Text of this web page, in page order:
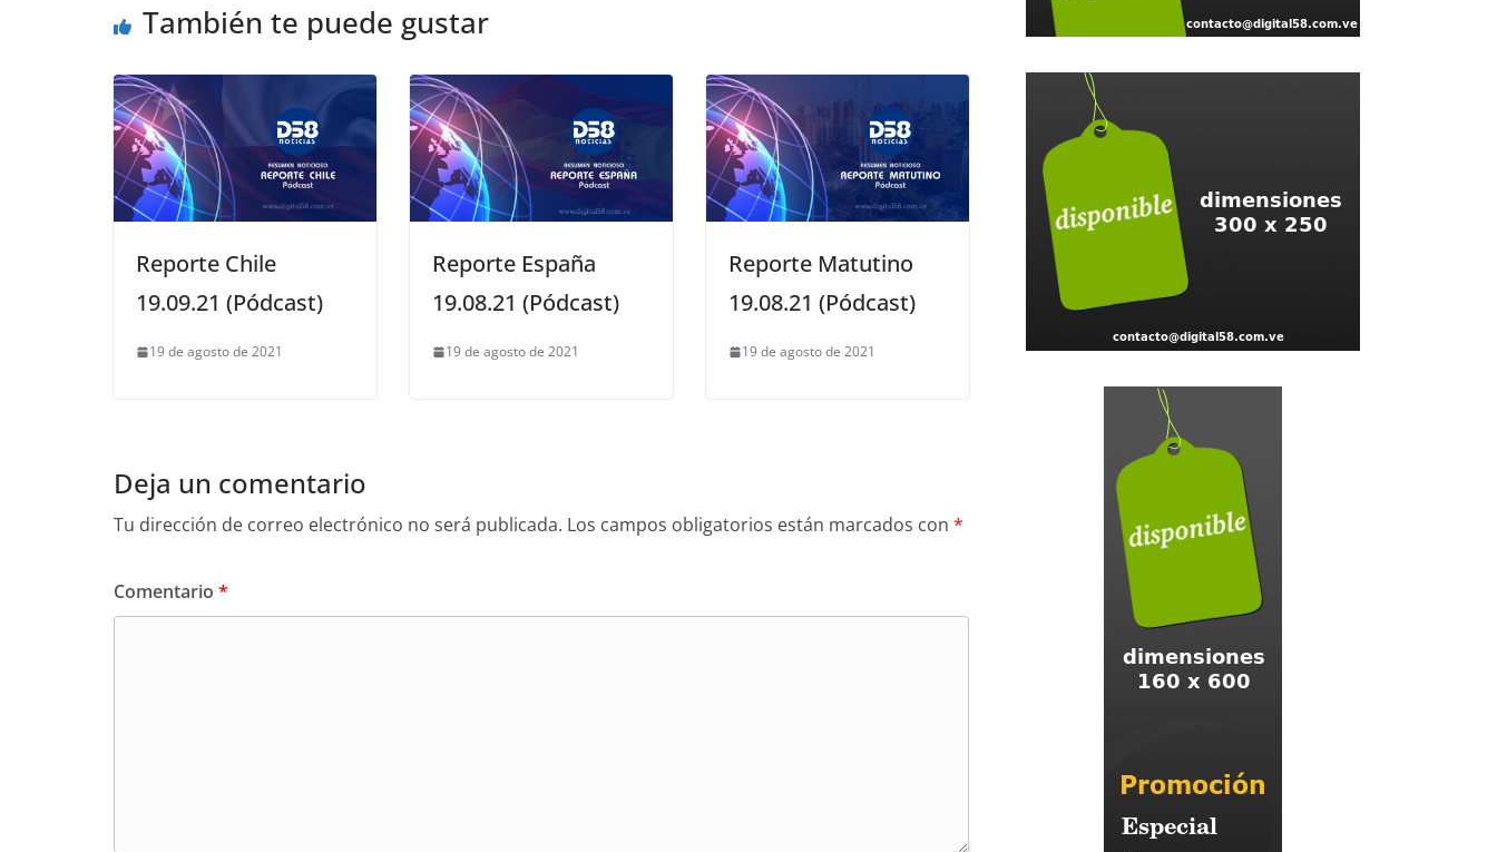
También te puede gustar
Reporte Chile
19.09.21 (Pódcast)
19 de agosto de 2021
Reporte España
19.08.21 (Pódcast)
19 de agosto de 2021
Reporte Matutino
19.08.21 (Pódcast)
19 de agosto de 2021
Deja un comentario
Tu dirección de correo electrónico no será publicada. Los campos obligatorios están marcados con *
Comentario *